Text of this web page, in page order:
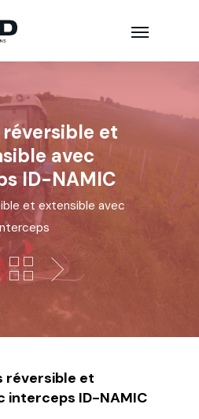
réversible et
avec
ID-NAMIC
et extensible avec
réversible et
interceps ID-NAMIC